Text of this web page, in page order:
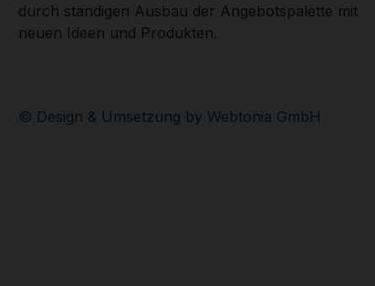
durch ständigen Ausbau der Angebotspalette mit
neuen Ideen und Produkten.
© Design & Umsetzung by Webtonia GmbH